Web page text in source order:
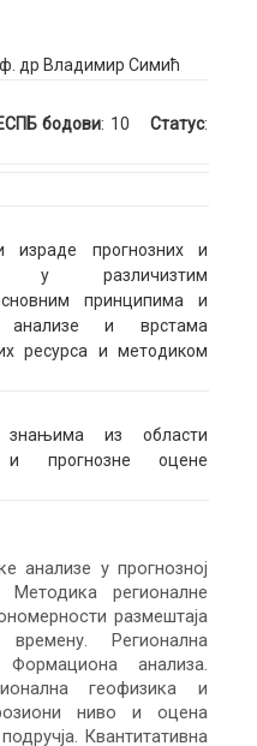
др Владимир Симић
бодови: 10Статус:
прогнозних и
у различизтим
принципима и
анализе и врстама
ресурса и методиком
знањима из области
и прогнозне оцене
анализе у прогнозној
регионалне
размештаја
Регионална
Формациона анализа.
геофизика и
ниво и оцена
Квантитативна